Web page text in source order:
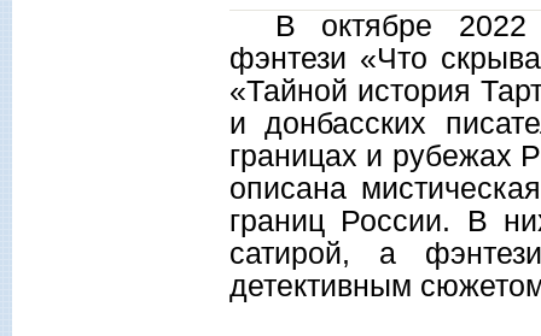
В октябре 2022
фэнтези «Что
«Тайной история
и донбасских
границах и рубежах
описана
границ России. В
сатирой, а
детективным